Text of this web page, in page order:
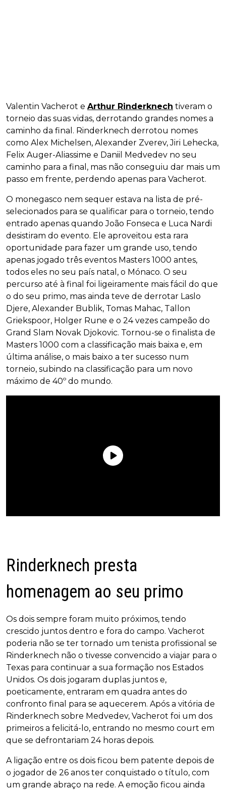
Valentin Vacherot e Arthur Rinderknech tiveram o
torneio das suas vidas, derrotando grandes nomes a
caminho da final. Rinderknech derrotou nomes
como Alex Michelsen, Alexander Zverev, Jiri Lehecka,
Felix Auger-Aliassime e Daniil Medvedev no seu
caminho para a final, mas não conseguiu dar mais um
passo em frente, perdendo apenas para Vacherot.
O monegasco nem sequer estava na lista de pré-
selecionados para se qualificar para o torneio, tendo
entrado apenas quando João Fonseca e Luca Nardi
desistiram do evento. Ele aproveitou esta rara
oportunidade para fazer um grande uso, tendo
apenas jogado três eventos Masters 1000 antes,
todos eles no seu país natal, o Mónaco. O seu
percurso até à final foi ligeiramente mais fácil do que
o do seu primo, mas ainda teve de derrotar Laslo
Djere, Alexander Bublik, Tomas Mahac, Tallon
Griekspoor, Holger Rune e o 24 vezes campeão do
Grand Slam Novak Djokovic. Tornou-se o finalista de
Masters 1000 com a classificação mais baixa e, em
última análise, o mais baixo a ter sucesso num
torneio, subindo na classificação para um novo
máximo de 40º do mundo.
Rinderknech presta
homenagem ao seu primo
Os dois sempre foram muito próximos, tendo
crescido juntos dentro e fora do campo. Vacherot
poderia não se ter tornado um tenista profissional se
Rinderknech não o tivesse convencido a viajar para o
Texas para continuar a sua formação nos Estados
Unidos. Os dois jogaram duplas juntos e,
poeticamente, entraram em quadra antes do
confronto final para se aquecerem. Após a vitória de
Rinderknech sobre Medvedev, Vacherot foi um dos
primeiros a felicitá-lo, entrando no mesmo court em
que se defrontariam 24 horas depois.
A ligação entre os dois ficou bem patente depois de
o jogador de 26 anos ter conquistado o título, com
um grande abraço na rede. A emoção ficou ainda